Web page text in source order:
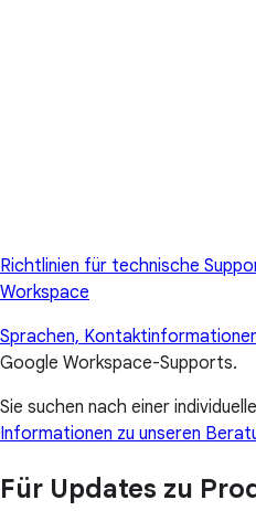
Richtlinien für technische
Workspace
Sprachen,
Google Workspace-Supports.
Sie suchen nach einer
Informationen zu unseren
Für Updates zu